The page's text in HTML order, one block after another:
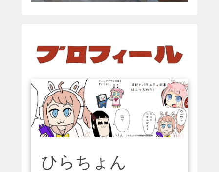
ひらちょん